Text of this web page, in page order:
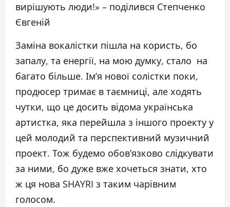
вирішують люди!» – поділився Степченко
Євгеній
Заміна вокалістки пішла на користь, бо
запалу, та енергії, на мою думку, стало на
багато більше. Ім’я нової солістки поки,
продюсер тримає в таємниці, але ходять
чутки, що це досить відома українська
артистка, яка перейшла з іншого проекту у
цей молодий та перспективний музичний
проект. Тож будемо обов’язково слідкувати
за ними, бо дуже вже хочеться знати, хто
ж ця нова SHAYRI з таким чарівним
голосом.